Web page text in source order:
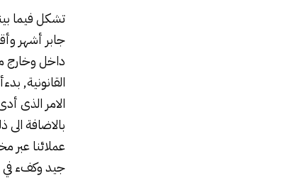
تشكل فيما
جابر أشهر
داخل وخارج
القانونية,
الامر الذى
بالاضافة
عملائنا عبر
جيد وكفء في